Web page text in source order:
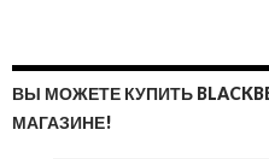
ВЫ МОЖЕТЕ КУПИТЬ
МАГАЗИНЕ!